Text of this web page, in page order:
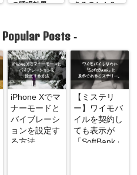
の睡眠効果
きるのか！？
Popular Posts-
iPhone Xでマ
ナーモードと
バイブレーシ
ョンを設定す
る方法
【ミステリ
ー】ワイモバ
イルを契約し
ても表示が
「SoftBank」